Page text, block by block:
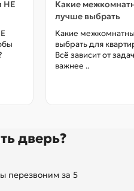
НЕ
Какие
лучше выбрать
Какие
выбрать для
Всё зависит от
важнее ..
дверь?
перезвоним за 5